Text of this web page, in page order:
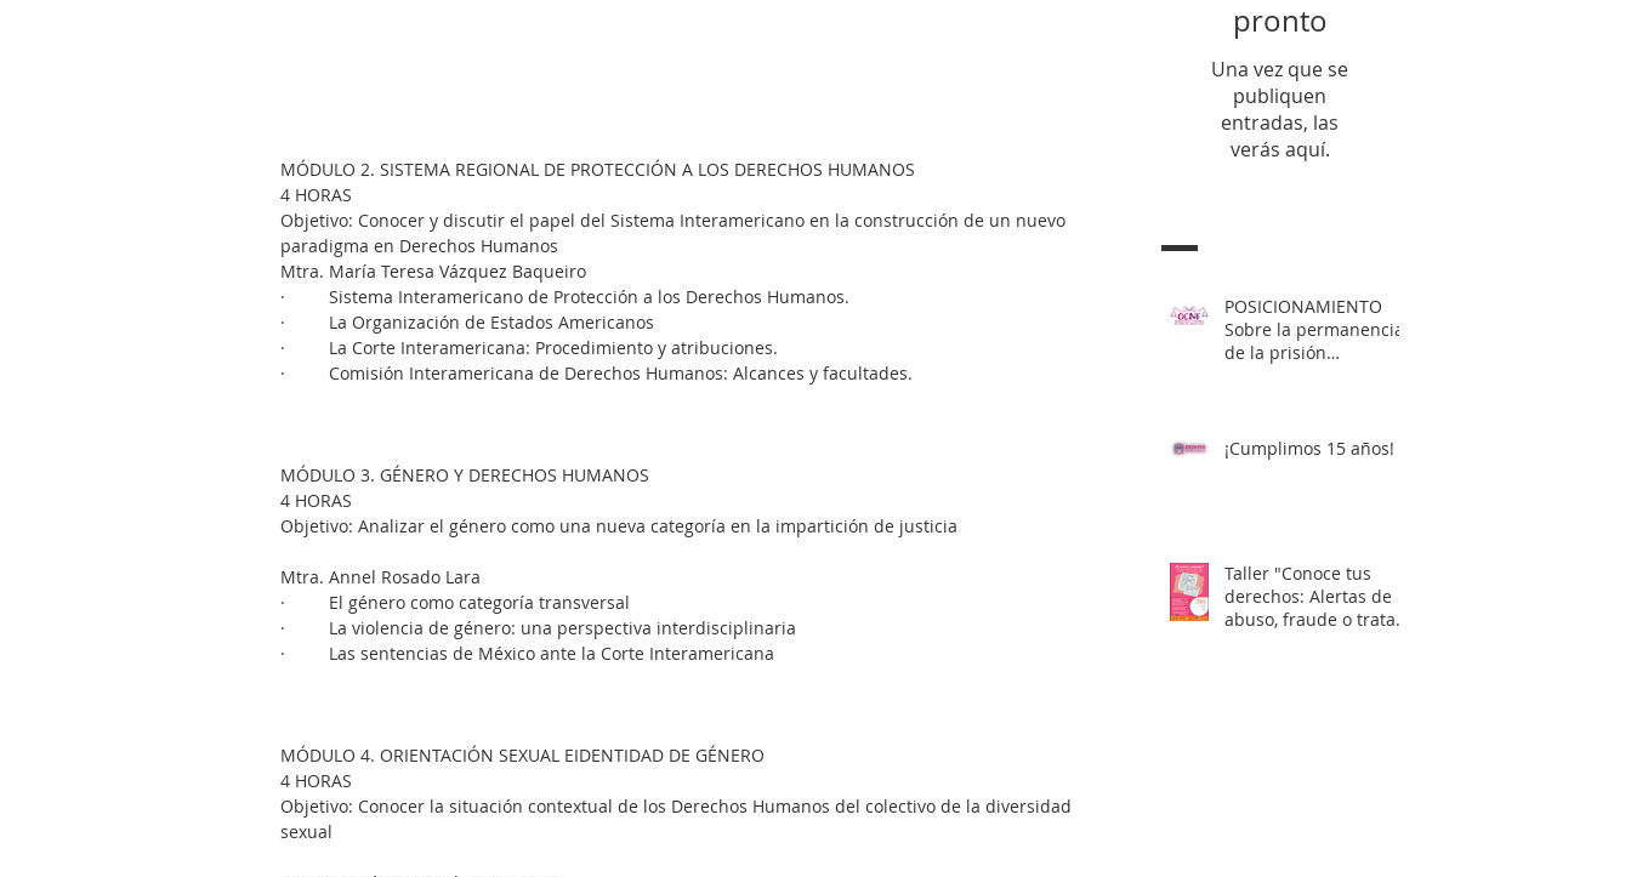
MÓDULO 2. SISTEMA REGIONAL DE PROTECCIÓN A LOS DERECHOS HUMANOS
4 HORAS
Objetivo: Conocer y discutir el papel del Sistema Interamericano en la construcción de un nuevo
paradigma en Derechos Humanos
Mtra. María Teresa Vázquez Baqueiro
·         Sistema Interamericano de Protección a los Derechos Humanos.
·         La Organización de Estados Americanos
·         La Corte Interamericana: Procedimiento y atribuciones.
·         Comisión Interamericana de Derechos Humanos: Alcances y facultades.
MÓDULO 3. GÉNERO Y DERECHOS HUMANOS
4 HORAS
Objetivo: Analizar el género como una nueva categoría en la impartición de justicia
Mtra. Annel Rosado Lara
·         El género como categoría transversal
·         La violencia de género: una perspectiva interdisciplinaria
·         Las sentencias de México ante la Corte Interamericana
MÓDULO 4. ORIENTACIÓN SEXUAL EIDENTIDAD DE GÉNERO
4 HORAS
Objetivo: Conocer la situación contextual de los Derechos Humanos del colectivo de la diversidad
sexual
pronto
Una vez que se
publiquen
entradas, las
verás aquí.
POSICIONAMIENTO
Sobre la permanencia
de la prisión
¡Cumplimos 15 años!
Taller "Conoce tus
derechos: Alertas de
abuso, fraude o trata